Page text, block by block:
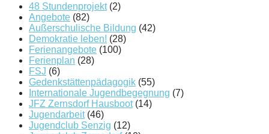
48 Stundenprojekt(2)
Angebote (82)
Außerschulische Bildung (42)
Demokratie leben! (28)
Ferienangebote (100)
Ferienplan (28)
FSJ (6)
Gedenkstättenpädagogik (55)
Internationale Jugendbegegnung (7)
JFZ Zernsdorf Hausboot(14)
Jugendarbeit(46)
Jugendclub Senzig (12)